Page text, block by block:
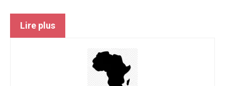
Lire plus
en fonction
de la manière
dont le site